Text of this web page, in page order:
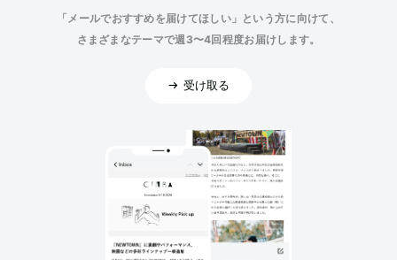
「メールでおすすめを届けてほしい」という方に向けて、
さまざまなテーマで週3〜4回程度お届けします。
受け取る